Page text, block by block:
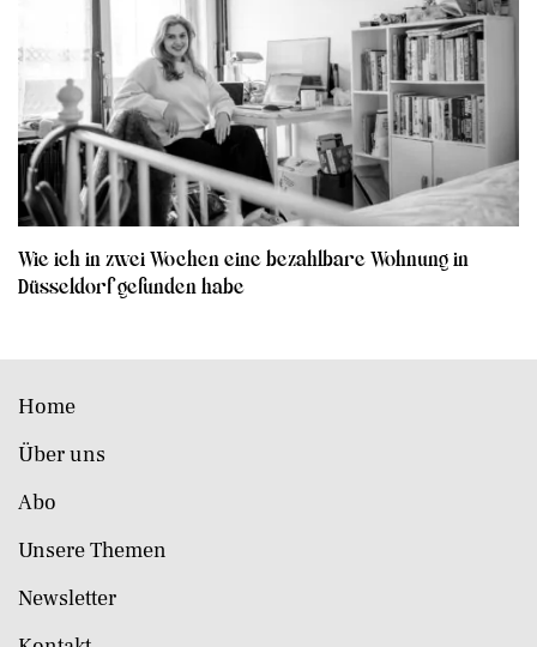
Wie ich in zwei Wochen eine bezahlbare Wohnung in
Düsseldorf gefunden habe
Home
Über uns
Abo
Unsere Themen
Newsletter